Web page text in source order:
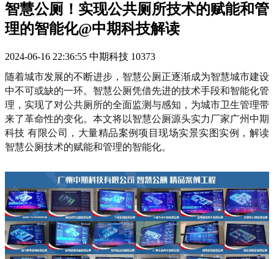
智慧公厕！实现公共厕所技术的赋能和管
理的智能化@中期科技解读
2024-06-16 22:36:55 中期科技 10373
随着城市发展的不断进步，智慧公厕正逐渐成为智慧城市建设
中不可或缺的一环。智慧公厕凭借先进的技术手段和智能化管
理，实现了对公共厕所的全面监测与感知，为城市卫生管理带
来了革命性的变化。本文将以智慧公厕源头实力厂家广州中期
科技 有限公司，大量精品案例项目现场实景实图实例，解读
智慧公厕技术的赋能和管理的智能化。